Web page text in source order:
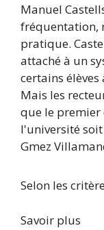
Manuel
fréquentation,
pratique.
attaché à un
certains
Mais les
que le premier
l'université
Gmez
Selon les
Savoir plus